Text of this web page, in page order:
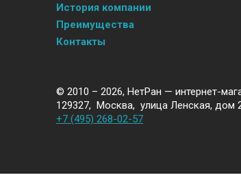
История компании
Преимущества
Контакты
© 2010 – 2026, НетРан — интернет-
129327, Москва, улица Ленская, дом
+7 (495) 268-02-57